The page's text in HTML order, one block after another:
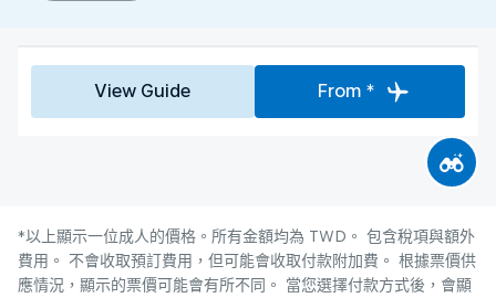
View Guide From *
*以上顯示一位成人的價格。所有金額均為 TWD。 包含稅項與額外
費用。 不會收取預訂費用，但可能會收取付款附加費。 根據票價供
應情況，顯示的票價可能會有所不同。 當您選擇付款方式後，會顯